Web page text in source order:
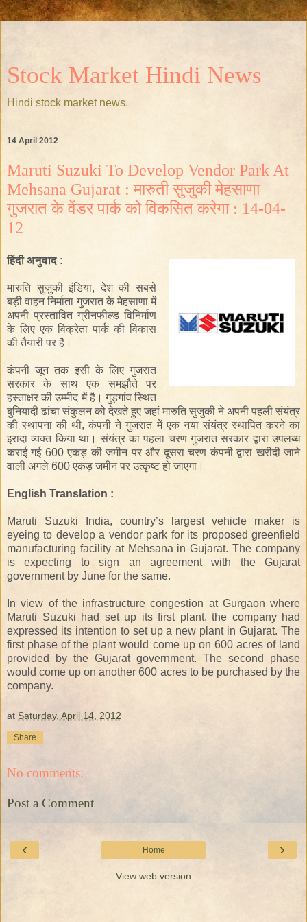
Stock Market Hindi News
Hindi stock market news.
14 April 2012
Maruti Suzuki To Develop Vendor Park At
Mehsana Gujarat : मारुती सुजुकी मेहसाणा
गुजरात के वेंडर पार्क को विकसित करेगा : 14-04-
12
हिंदी अनुवाद :
मारुति सुजुकी इंडिया, देश की सबसे
बड़ी वाहन निर्माता गुजरात केमेहसाणामें
अपनी प्रस्तावित ग्रीनफील्ड विनिर्माण
के लिए एक विक्रेता पार्क कीविकास
की तैयारी पर है।
कंपनी जून तक इसी के लिए गुजरात
सरकार
के साथ
एक समझौते पर
हस्ताक्षर की उम्मीद में है। गुड़गांव स्थित
बुनियादी ढांचा संकुलन को देखते हुए जहां मारुति सुजुकी ने अपनी पहली संयंत्र
की स्थापना की थी,कंपनी ने गुजरात में एक नया संयंत्र स्थापित करने का
इरादा व्यक्त किया था ।संयंत्र का पहला चरण गुजरात सरकार द्वारा उपलब्ध
कराई गई 600 एकड़ कीजमीन परऔरदूसरा चरण कंपनी द्वारा खरीदी जाने
वाली अगले 600 एकड़ जमीन पर उत्कृष्ट हो जाएगा।
English Translation :
Maruti Suzuki India, country’s largest vehicle maker is
eyeing to develop a vendor park for its proposed greenfield
manufacturing facility at Mehsana in Gujarat. The company
is expecting to sign an agreement with the Gujarat
government by June for the same.
In view of the infrastructure congestion at Gurgaon where
Maruti Suzuki had set up its first plant, the company had
expressed its intention to set up a new plant in Gujarat. The
first phase of the plant would come up on 600 acres of land
provided by the Gujarat government. The second phase
would come up on another 600 acres to be purchased by the
company.
at Saturday, April 14, 2012
Share
No comments:
Post a Comment
‹ ›
Home
View web version